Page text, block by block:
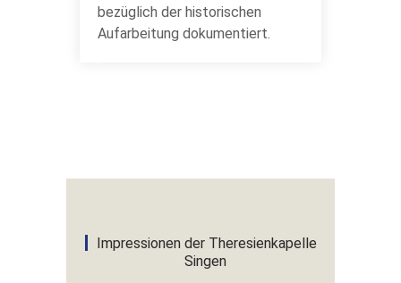
bezüglich der historischen
Aufarbeitung dokumentiert.
Frieden, für
Verpflichtungen auf.
Impressionen der Theresienkapelle
Singen